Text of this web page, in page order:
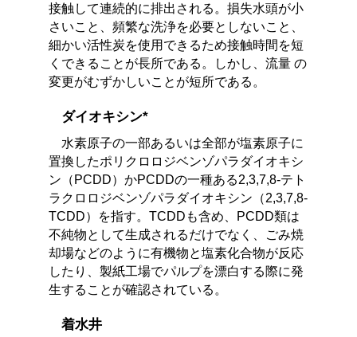
接触して連続的に排出される。損失水頭が小
さいこと、頻繁な洗浄を必要としないこと、
細かい活性炭を使用できるため接触時間を短
くできることが長所である。しかし、流量 の
変更がむずかしいことが短所である。
ダイオキシン*
水素原子の一部あるいは全部が塩素原子に
置換したポリクロロジベンゾパラダイオキシ
ン（PCDD）かPCDDの一種ある2,3,7,8-テト
ラクロロジベンゾパラダイオキシン（2,3,7,8-
TCDD）を指す。TCDDも含め、PCDD類は
不純物として生成されるだけでなく、ごみ焼
却場などのように有機物と塩素化合物が反応
したり、製紙工場でパルプを漂白する際に発
生することが確認されている。
着水井